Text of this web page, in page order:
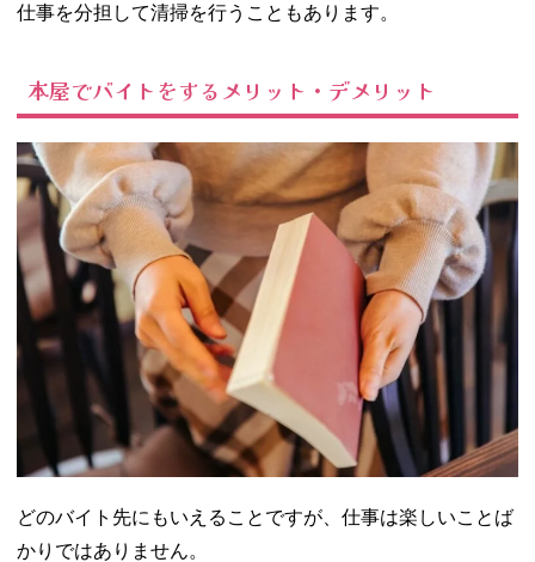
仕事を分担して清掃を行うこともあります。
本屋でバイトをするメリット・デメリット
どのバイト先にもいえることですが、仕事は楽しいことば
かりではありません。